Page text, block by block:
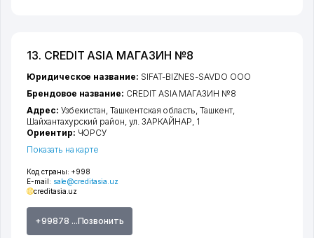
13. CREDIT ASIA МАГАЗИН №8
Код страны: +998
E-mail: sale@creditasia.uz
creditasia.uz
+99878 ...Позвонить
Юридическое название: SIFAT-BIZNES-SAVDO ООО
Брендовое название: CREDIT ASIA МАГАЗИН №8
Адрес: Узбекистан,Ташкентская область ,Ташкент,
Шайхантахурский район ул. ЗАРКАЙНАР , 1
Ориентир: ЧОРСУ
Показать на карте